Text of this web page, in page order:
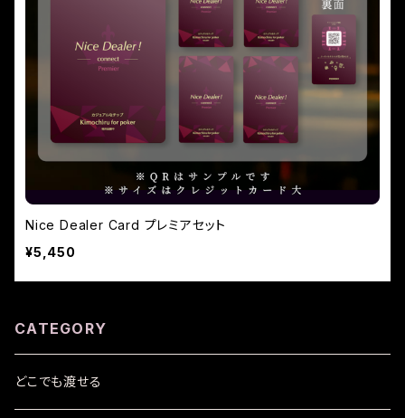
Nice Dealer Card プレミアセット
¥5,450
CATEGORY
どこでも渡せる